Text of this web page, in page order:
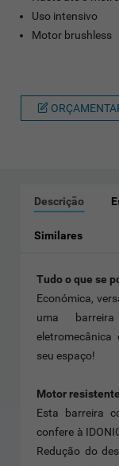
Uso intensivo
Motor brushless
Descrição
Similares
Tudo o que se
Económica,
uma
seu espaço!
Motor
Esta barreira
confere à
Redução do